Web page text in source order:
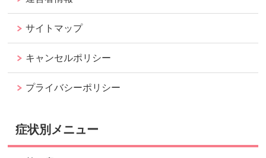
サイトマップ
キャンセルポリシー
プライバシーポリシー
症状別メニュー